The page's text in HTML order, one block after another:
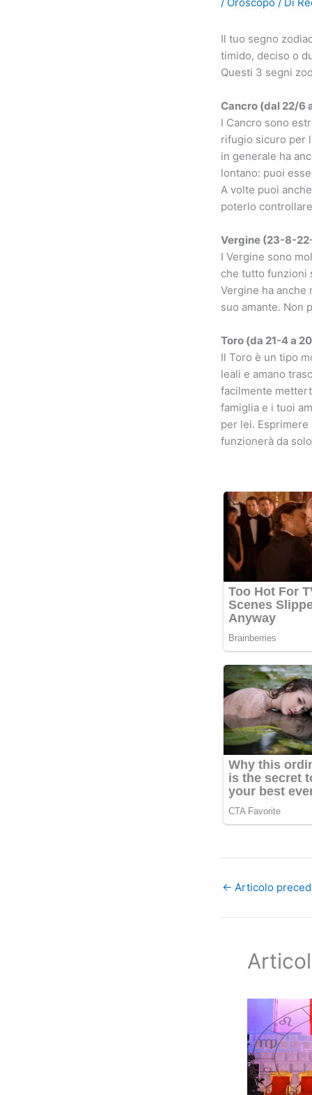
Il tuo segno
timido, deciso o
Questi 3 segni
Cancro (dal 22/6
I Cancro sono
rifugio sicuro per
in generale ha
lontano: puoi
A volte puoi
poterlo
Vergine (23-8-
I Vergine sono
che tutto funzioni
Vergine ha anche
suo amante. Non
Toro (da 21-4 a
Il Toro è un tipo
leali e amano
facilmente
famiglia e i tuoi
per lei.
funzionerà da
← Articolo